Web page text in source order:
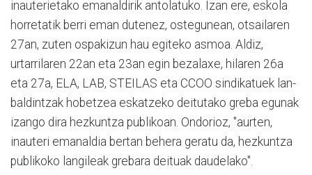
inauterietako emanaldirik antolatuko. Izan ere, eskola
horretatik berri eman dutenez, ostegunean, otsailaren
27an, zuten ospakizun hau egiteko asmoa. Aldiz,
urtarrilaren 22an eta 23an egin bezalaxe, hilaren 26a
eta 27a, ELA, LAB, STEILAS eta CCOO sindikatuek lan-
baldintzak hobetzea eskatzeko deitutako greba egunak
izango dira hezkuntza publikoan. Ondorioz, "aurten,
inauteri emanaldia bertan behera geratu da, hezkuntza
publikoko langileak grebara deituak daudelako".